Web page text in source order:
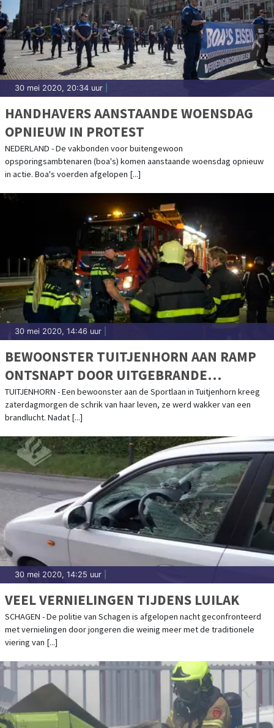
30 mei 2020, 20:34 uur
HANDHAVERS AANSTAANDE WOENSDAG
OPNIEUW IN PROTEST
NEDERLAND - De vakbonden voor buitengewoon
opsporingsambtenaren (boa's) komen aanstaande woensdag opnieuw
in actie. Boa's voerden afgelopen [...]
30 mei 2020, 14:46 uur
BEWOONSTER TUITJENHORN AAN RAMP
ONTSNAPT DOOR UITGEBRANDE
WENSBALLON
TUITJENHORN - Een bewoonster aan de Sportlaan in Tuitjenhorn kreeg
zaterdagmorgen de schrik van haar leven, ze werd wakker van een
brandlucht. Nadat [...]
30 mei 2020, 14:25 uur
VEEL VERNIELINGEN TIJDENS LUILAK
SCHAGEN - De politie van Schagen is afgelopen nacht geconfronteerd
met vernielingen door jongeren die weinig meer met de traditionele
viering van [...]